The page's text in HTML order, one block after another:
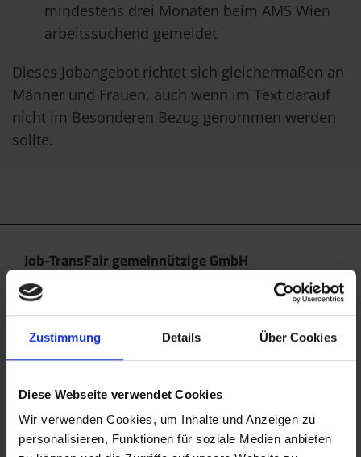
Zustimmung Details Über Cookies
Diese Webseite verwendet Cookies
Wir verwenden Cookies, um Inhalte und Anzeigen zu
personalisieren, Funktionen für soziale Medien anbieten
mindestens drei Monaten beim AMS Wien
arbeitssuchend gemeldet
Dieses Jobangebot richtet sich gleichermaßen an
Männer und Frauen, auch wenn im Text darauf
nicht im Besonderen Bezug genommen werden
sollte.
Job-TransFair gemeinnützige GmbH
Linke Wienzeile 10/21 (Zentrale)
1060 Wien
office@jobtransfair.at
+43 1 585 39 91
Die Inhalte unserer Webseite können Spuren von KI
enthalten. Nähere Details entnehmen Sie bitte
unseremKI Manifest